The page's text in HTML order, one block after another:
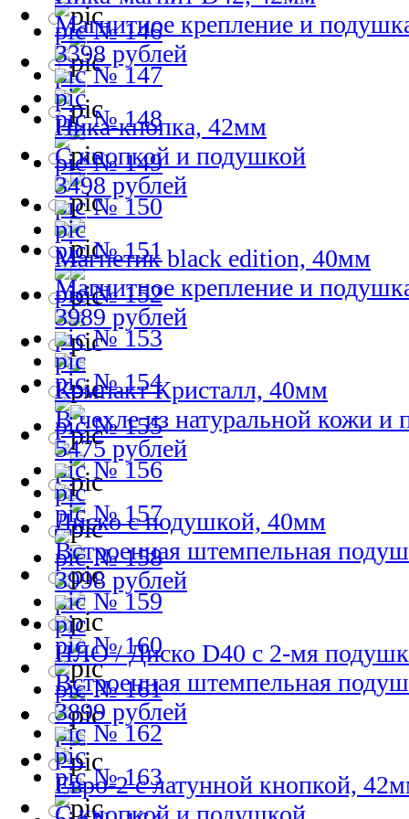
№ 146
№ 147
№ 148
№ 149
№ 150
№ 151
№ 152
№ 153
№ 154
№ 155
№ 156
№ 157
№ 158
№ 159
№ 160
№ 161
№ 162
№ 163
Магнитное крепление и
3398 рублей
Ника-кнопка, 42мм
С кнопкой и подушкой
3498 рублей
Магнетик black edition, 40мм
Магнитное крепление и
3989 рублей
Компакт Кристалл, 40мм
В чехле из натуральной кожи и
5475 рублей
Диско с подушкой, 40мм
Встроенная штемпельная
3998 рублей
НЛО / Диско D40 с 2-мя
Встроенная штемпельная
3899 рублей
Евро-2 с латунной кнопкой,